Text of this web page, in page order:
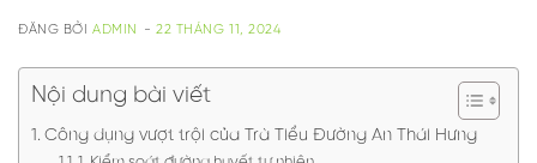
- 22 THÁNG 11, 2024
ĐĂNG BỞIADMIN
Nội dung bài viết
Công dụng vượt trội của Trà Tiểu Đường An Thái Hưng